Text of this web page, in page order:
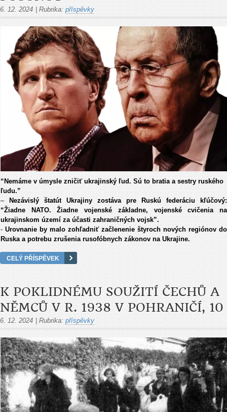
6. 12. 2024 Rubrika: příspěvky
“Nemáme v úmysle zničiť ukrajinský ľud. Sú to bratia a sestry ruského
ľudu.”
– Nezávislý štatút Ukrajiny zostáva pre Ruskú federáciu kľúčový:
“Žiadne NATO. Žiadne vojenské základne, vojenské cvičenia na
ukrajinskom území za účasti zahraničných vojsk”.
- Urovnanie by malo zohľadniť začlenenie štyroch nových regiónov do
Ruska a potrebu zrušenia rusofóbnych zákonov na Ukrajine.
CELÝ PŘÍSPĚVEK
K POKLIDNÉMU SOUŽITÍ ČECHŮ A
NĚMCŮ V R. 1938 V POHRANIČÍ, 10
6. 12. 2024 | Rubrika: příspěvky